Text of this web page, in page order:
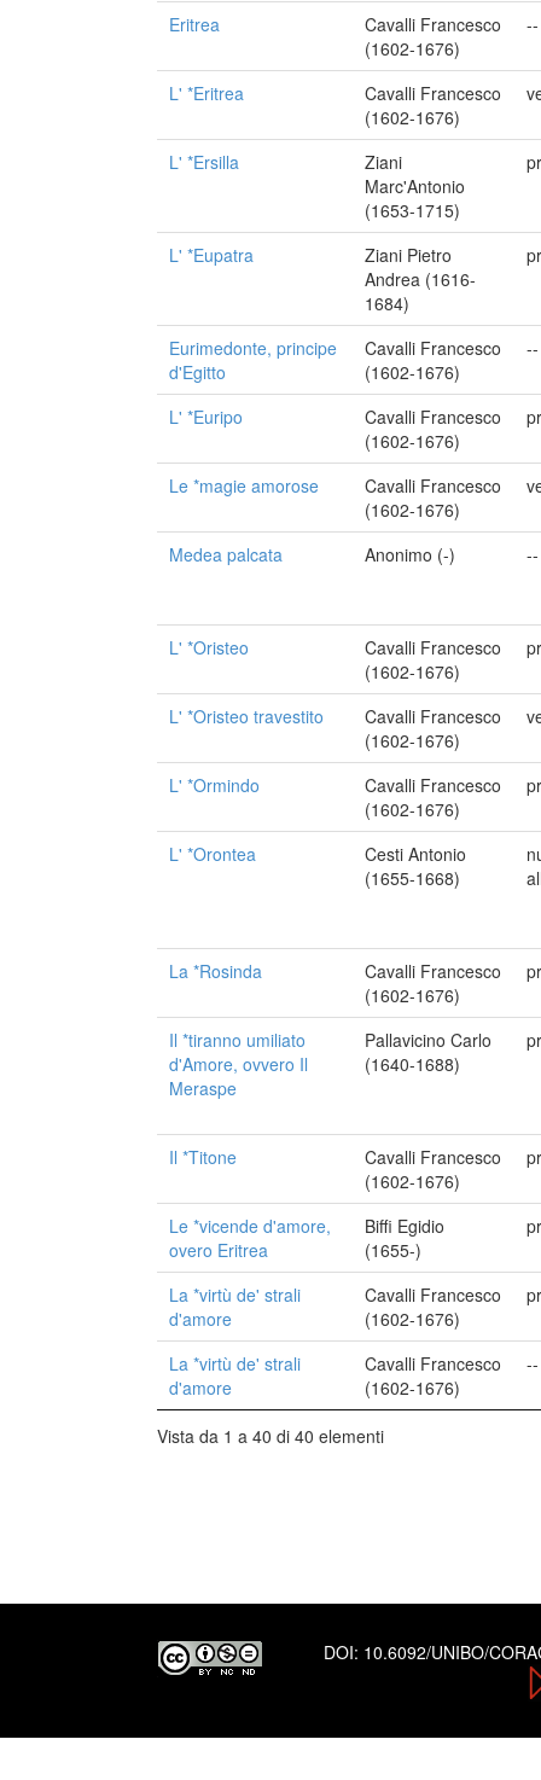
Eritrea
Cavalli Francesco
(1602-1676)
--
L' *Eritrea
Cavalli Francesco
(1602-1676)
L' *Ersilla
Ziani
Marc'Antonio
(1653-1715)
L' *Eupatra
Ziani Pietro
Andrea (1616-
1684)
Eurimedonte, principe
d'Egitto
Cavalli Francesco
(1602-1676)
--
L' *Euripo
Cavalli Francesco
(1602-1676)
Le *magie amorose
Cavalli Francesco
(1602-1676)
Medea palcata Anonimo (-) --
L' *Oristeo
Cavalli Francesco
(1602-1676)
L' *Oristeo travestito
Cavalli Francesco
(1602-1676)
L' *Ormindo
Cavalli Francesco
(1602-1676)
L' *Orontea
Cesti Antonio
(1655-1668)
La *Rosinda
Cavalli Francesco
(1602-1676)
Il *tiranno umiliato
d'Amore, ovvero Il
Meraspe
Pallavicino Carlo
(1640-1688)
Il *Titone
Cavalli Francesco
(1602-1676)
Le *vicende d'amore,
overo Eritrea
Biffi Egidio
(1655-)
La *virtù de' strali
d'amore
Cavalli Francesco
(1602-1676)
La *virtù de' strali
d'amore
Cavalli Francesco
(1602-1676)
--
Vista da 1 a 40 di 40 elementi
DOI: 10.6092/UNIBO/